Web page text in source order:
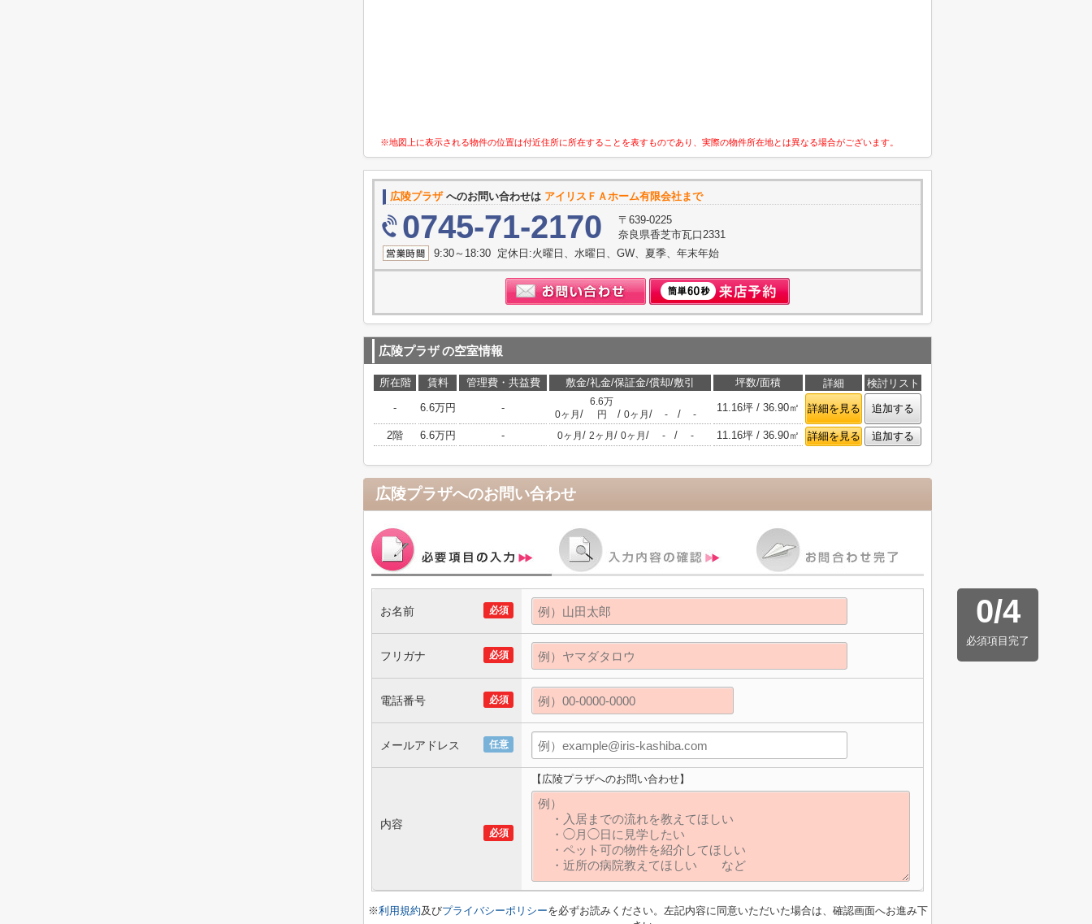
※地図上に表示される物件の位置は付近住所に所在することを表すものであり、実際の物件所在地とは異なる場合がございます。
広陵プラザへのお問い合わせは アイリスＦＡホーム有限会社まで
0745-71-2170
〒639-0225
奈良県香芝市瓦口2331
9:30～18:30 定休日:火曜日、水曜日、GW、夏季、年末年始
広陵プラザの空室情報
所在階 賃料 管理費・共益費 敷金/礼金/保証金/償却/敷引 坪数/面積 詳細
検討リスト
-
6.6万円 -
0ヶ月 /
6.6万
円
/ 0ヶ月 / - / -
11.16坪 / 36.90㎡ 詳細を見る 追加する
2階 6.6万円 - 0ヶ月 / 2ヶ月 / 0ヶ月 / - / - 11.16坪 / 36.90㎡ 詳細を見る 追加する
広陵プラザへのお問い合わせ
0/4
必須項目完了
必須
お名前
必須
フリガナ
必須
電話番号
任意
メールアドレス
必須
内容
【広陵プラザへのお問い合わせ】
※利用規約及びプライバシーポリシーを必ずお読みください。左記内容に同意いただいた場合は、確認画面へお進み下